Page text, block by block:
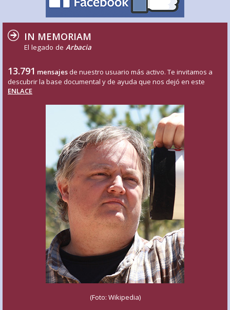
IN MEMORIAM
El legado de Arbacia
13.791 mensajes de nuestro usuario más activo. Te invitamos a
descubrir la base documental y de ayuda que nos dejó en este
ENLACE
(Foto: Wikipedia)